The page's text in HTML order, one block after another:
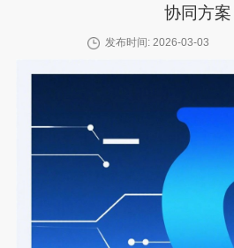
协同方案
发布时间: 2026-03-03